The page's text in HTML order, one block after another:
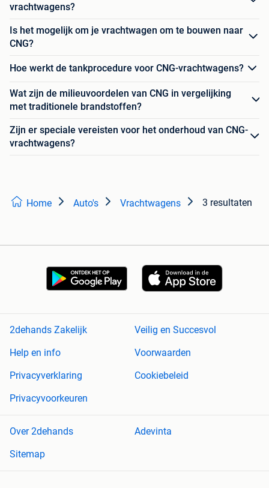
vrachtwagens?
Is het mogelijk om je vrachtwagen om te bouwen naar
CNG?
Hoe werkt de tankprocedure voor CNG-vrachtwagens?
Wat zijn de milieuvoordelen van CNG in vergelijking
met traditionele brandstoffen?
Zijn er speciale vereisten voor het onderhoud van CNG-
vrachtwagens?
Home Auto's Vrachtwagens 3 resultaten
2dehands Zakelijk
Veilig en Succesvol
Help en info
Voorwaarden
Privacyverklaring
Cookiebeleid
Privacyvoorkeuren
Over 2dehands
Adevinta
Sitemap